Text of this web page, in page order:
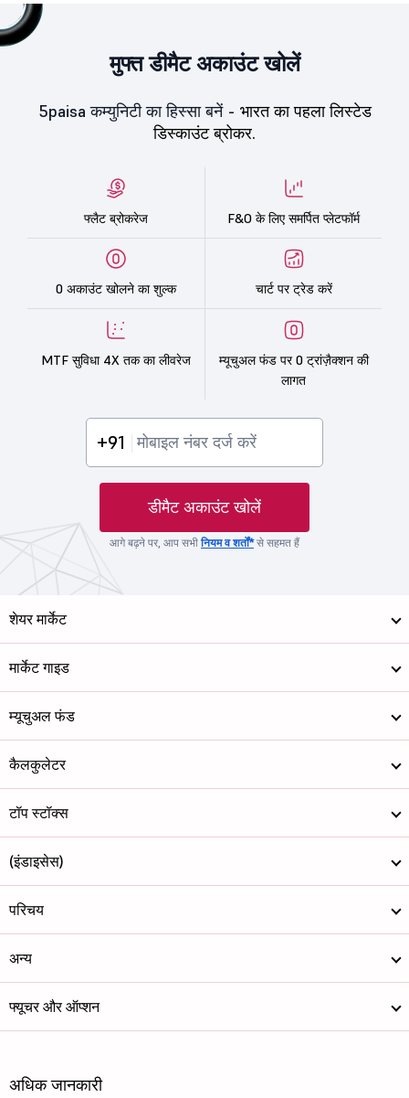
मुफ्त डीमैट अकाउंट खोलें
5paisa कम्युनिटी का हिस्सा बनें - भारत का पहला लिस्टेड
डिस्काउंट ब्रोकर.
फ्लैट ब्रोकरेज F&O के लिए समर्पित प्लेटफॉर्म
0 अकाउंट खोलने का शुल्क चार्ट पर ट्रेड करें
MTF सुविधा 4X तक का लीवरेज
म्यूचुअल फंड पर 0 ट्रांज़ैक्शन की
लागत
+91
डीमैट अकाउंट खोलें
आगे बढ़ने पर, आप सभीनियम व शर्तों*से सहमत हैं
शेयर मार्केट
मार्केट गाइड
म्यूचुअल फंड
कैलकुलेटर
टॉप स्टॉक्स
(इंडाइसेस)
परिचय
अन्य
फ्यूचर और ऑप्शन
अधिक जानकारी